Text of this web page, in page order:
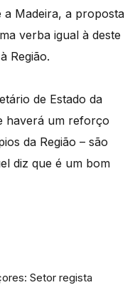
a Madeira, a proposta
verba igual à deste
Região.
de Estado da
haverá um reforço
da Região – são
diz que é um bom
Setor regista